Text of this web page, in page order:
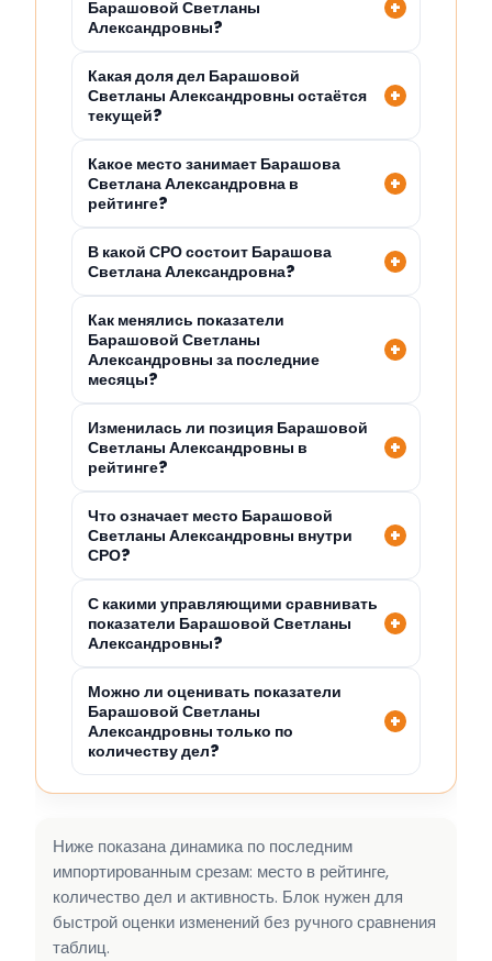
Барашовой Светланы
Александровны?
Какая доля дел Барашовой
Светланы Александровны остаётся
текущей?
Какое место занимает Барашова
Светлана Александровна в
рейтинге?
В какой СРО состоит Барашова
Светлана Александровна?
Как менялись показатели
Барашовой Светланы
Александровны за последние
месяцы?
Изменилась ли позиция Барашовой
Светланы Александровны в
рейтинге?
Что означает место Барашовой
Светланы Александровны внутри
СРО?
С какими управляющими сравнивать
показатели Барашовой Светланы
Александровны?
Можно ли оценивать показатели
Барашовой Светланы
Александровны только по
количеству дел?
Ниже показана динамика по последним
импортированным срезам: место в рейтинге,
количество дел и активность. Блок нужен для
быстрой оценки изменений без ручного сравнения
таблиц.